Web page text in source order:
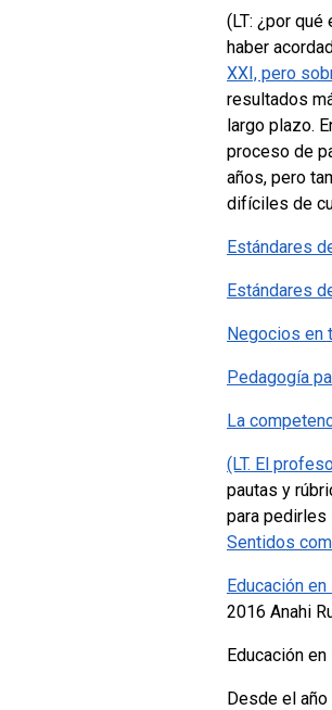
(LT: ¿por
haber
XXI, pero
resultados
largo plazo.
proceso de
años, pero
difíciles de
Estándares
Estándares
Negocios en
Pedagogía
La
(LT. El
pautas y
para pedirles
Sentidos
Educación
2016 Anahi
Educación
Desde el